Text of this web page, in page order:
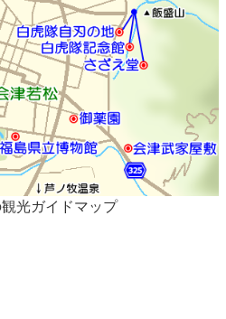
光ガイドマップ